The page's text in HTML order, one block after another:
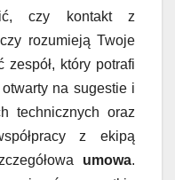
czy kontakt z
rozumieją Twoje
zespół, który potrafi
na sugestie i
technicznych oraz
z ekipą
umowa.